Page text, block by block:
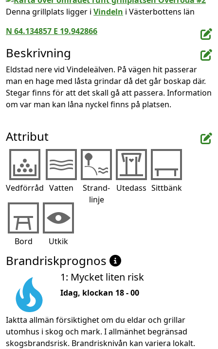
Denna grillplats ligger i Vindeln i Västerbottens län
N 64.134857 E 19.942866
Beskrivning
Eldstad nere vid Vindeleälven. På vägen hit passerar
man en hage med låsta grindar då det går boskap där.
Stegar finns för att det skall gå att passera. Information
om var man kan låna nyckel finns på platsen.
Attribut
Vedförråd Vatten
Strand-
linje
Utedass Sittbänk
Bord Utkik
Brandriskprognos
1: Mycket liten risk
Idag, klockan 18 - 00
Iaktta allmän försiktighet om du eldar och grillar
utomhus i skog och mark. I allmänhet begränsad
skogsbrandsrisk. Brandrisknivån kan variera lokalt.